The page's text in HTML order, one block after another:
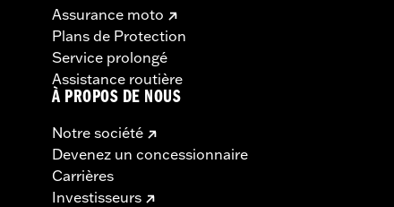
vente ou l'utilisation en Californie
falsification peuvent également
ne sont destinés qu'à une
Assurance moto
Plans de Protection
Service prolongé
Assistance routière
À PROPOS DE NOUS
Notre société
Devenez un concessionnaire
Carrières
Investisseurs